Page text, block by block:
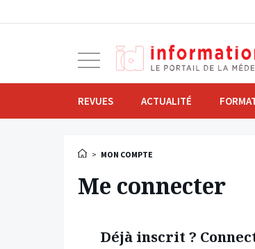
navigation
REVUES ACTUALITÉ
> MON COMPTE
Me connecter
Déjà inscrit ?